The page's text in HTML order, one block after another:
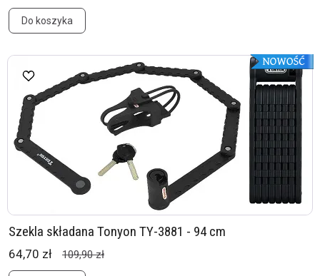
Do koszyka
Szekla składana Tonyon TY-3881 - 94 cm
64,70 zł 109,90 zł